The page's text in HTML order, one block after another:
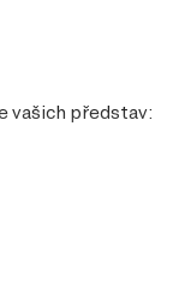
vašich představ: